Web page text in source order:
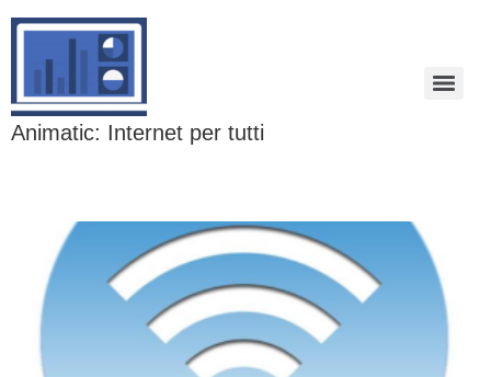
Animatic: Internet per tutti